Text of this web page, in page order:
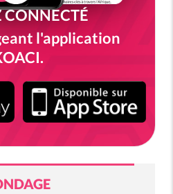
CONNECTÉ
l'application